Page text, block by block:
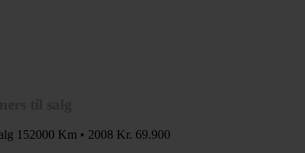
152000 Km • 2008 Kr. 69.900